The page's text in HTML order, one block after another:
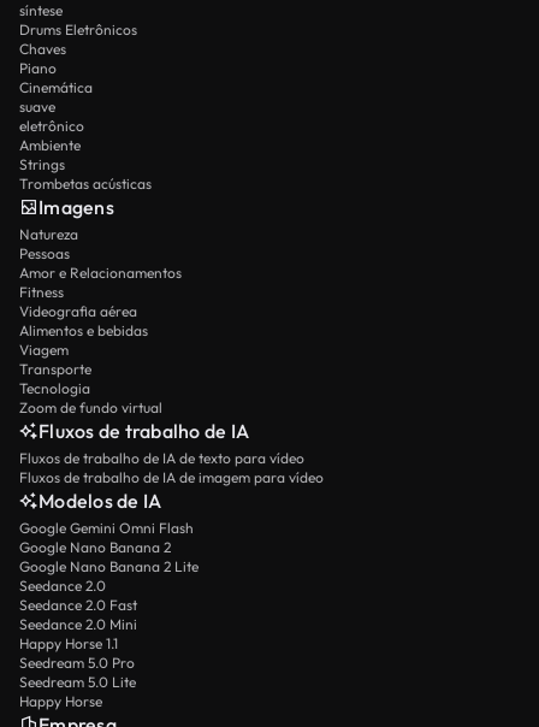
síntese
Drums Eletrônicos
Chaves
Piano
Cinemática
suave
eletrônico
Ambiente
Strings
Trombetas acústicas
Imagens
Natureza
Pessoas
Amor e Relacionamentos
Fitness
Videografia aérea
Alimentos e bebidas
Viagem
Transporte
Tecnologia
Zoom de fundo virtual
Fluxos de trabalho de IA
Fluxos de trabalho de IA de texto para vídeo
Fluxos de trabalho de IA de imagem para vídeo
Modelos de IA
Google Gemini Omni Flash
Google Nano Banana 2
Google Nano Banana 2 Lite
Seedance 2.0
Seedance 2.0 Fast
Seedance 2.0 Mini
Happy Horse 1.1
Seedream 5.0 Pro
Seedream 5.0 Lite
Happy Horse